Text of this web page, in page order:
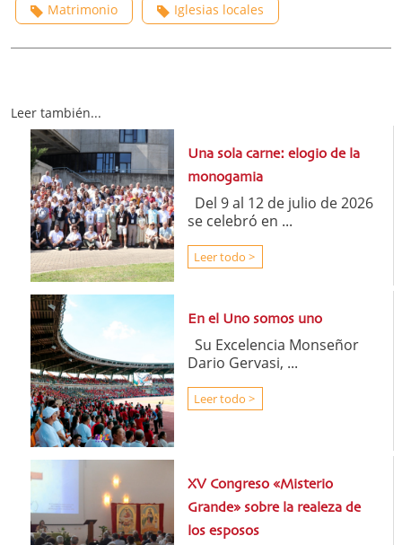
Matrimonio Iglesias locales
Leer también...
Una sola carne: elogio de la
monogamia
Del 9 al 12 de julio de 2026
se celebró en ...
Leer todo >
En el Uno somos uno
Su Excelencia Monseñor
Dario Gervasi, ...
Leer todo >
XV Congreso «Misterio
Grande» sobre la realeza de
los esposos